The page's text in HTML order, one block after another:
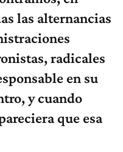
las alternancias
radicales
en su
y cuando
que esa